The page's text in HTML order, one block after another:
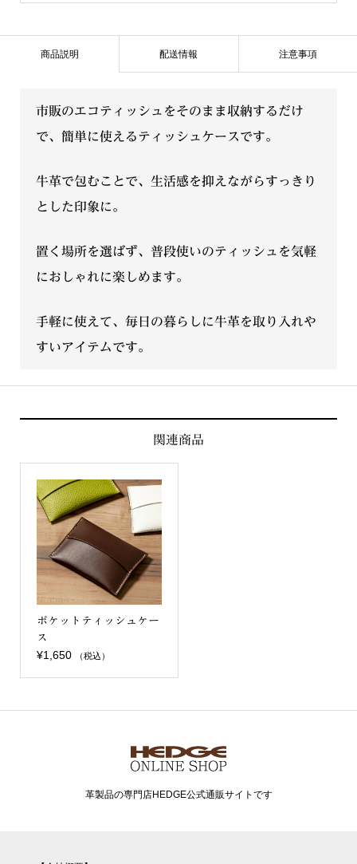
シ
シ
ュ
ン
ク
押
し
個
商品説明 配送情報 注意事項
市販のエコティッシュをそのまま収納するだけ
で、簡単に使えるティッシュケースです。
牛革で包むことで、生活感を抑えながらすっきり
とした印象に。
置く場所を選ばず、普段使いのティッシュを気軽
におしゃれに楽しめます。
手軽に使えて、毎日の暮らしに牛革を取り入れや
すいアイテムです。
関連商品
ポケットティッシュケー
ス
¥1,650 （税込）
革製品の専門店HEDGE公式通販サイトです